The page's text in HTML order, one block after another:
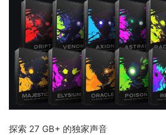
探索 27 GB+ 的独家声音